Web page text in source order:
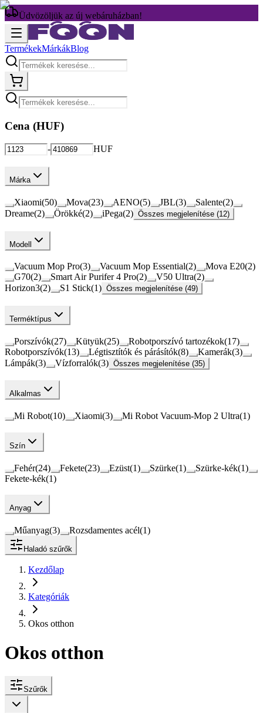
Üdvözöljük az új webáruházban!
TermékekMárkákBlog
Cena (HUF)
- HUF
Márka
Xiaomi(50) Mova(23) AENO(5) JBL(3) Salente(2)
Dreame(2) Örökké(2) iPega(2) Összes megjelenítése (12)
Modell
Vacuum Mop Pro(3) Vacuum Mop Essential(2) Mova E20(2)
G70(2) Smart Air Purifer 4 Pro(2) V50 Ultra(2)
Horizon3(2) S1 Stick(1) Összes megjelenítése (49)
Terméktípus
Porszívók(27) Kütyük(25) Robotporszívó tartozékok(17)
Robotporszívók(13) Légtisztítók és párásítók(8) Kamerák(3)
Lámpák(3) Vízforralók(3) Összes megjelenítése (35)
Alkalmas
Mi Robot(10) Xiaomi(3) Mi Robot Vacuum-Mop 2 Ultra(1)
Szín
Fehér(24) Fekete(23) Ezüst(1) Szürke(1) Szürke-kék(1)
Fekete-kék(1)
Anyag
Műanyag(3) Rozsdamentes acél(1)
Haladó szűrők
Kezdőlap
Kategóriák
Okos otthon
Okos otthon
Szűrők